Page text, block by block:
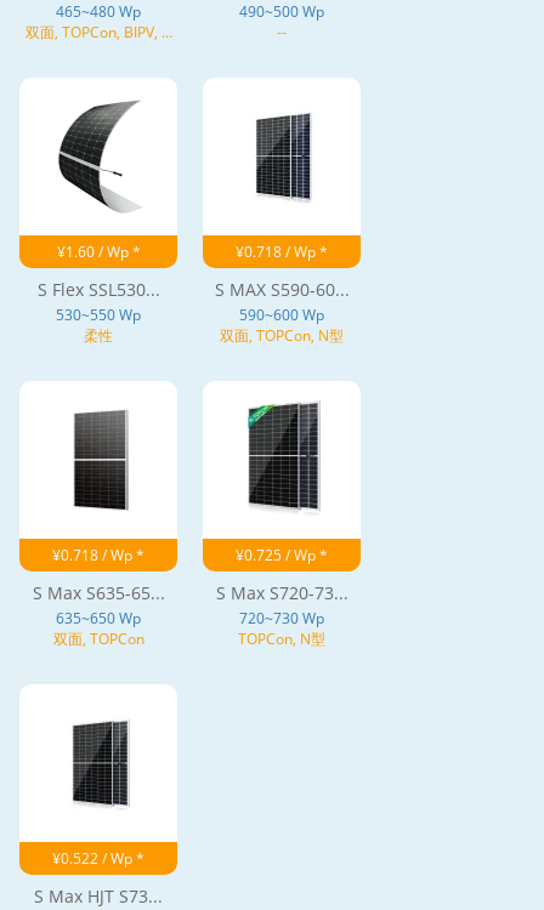
465~480 Wp
双面, TOPCon, BIPV, N
490~500 Wp
--
¥1.60 / Wp *
S Flex SSL530...
530~550 Wp
柔性
¥0.718 / Wp *
S MAX S590-60...
590~600 Wp
双面, TOPCon, N型
¥0.718 / Wp *
S Max S635-65...
635~650 Wp
双面, TOPCon
¥0.725 / Wp *
S Max S720-73...
720~730 Wp
TOPCon, N型
¥0.522 / Wp *
S Max HJT S73...